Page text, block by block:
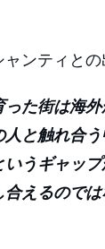
ンティと
った街は海
人と触れ合
いうギャッ
合えるので